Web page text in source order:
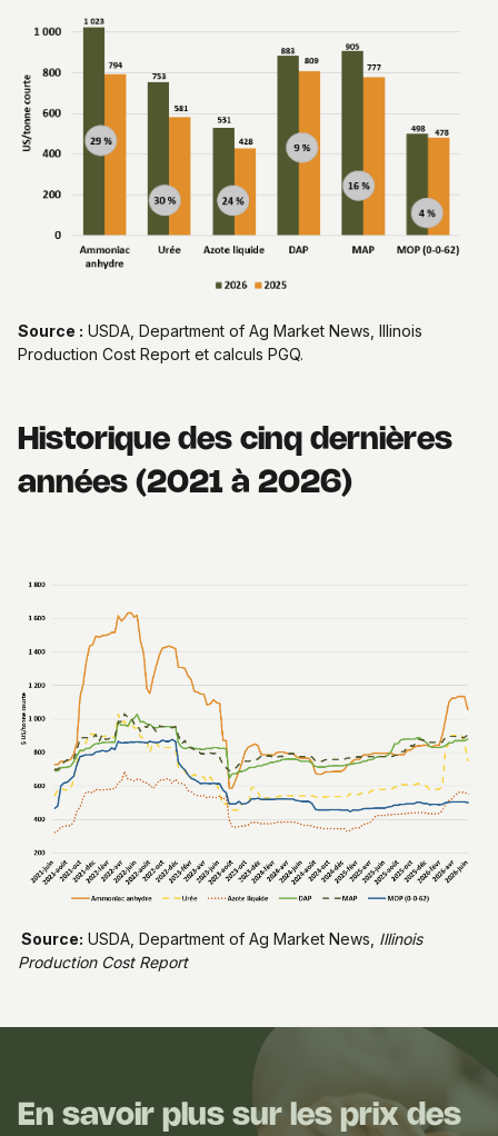
Source : USDA, Department of Ag Market News, Illinois
Production Cost Report et calculs PGQ.
Historique des cinq dernières
années (2021 à 2026)
Source: USDA, Department of Ag Market News, Illinois
Production Cost Report
En savoir plus sur les prix des